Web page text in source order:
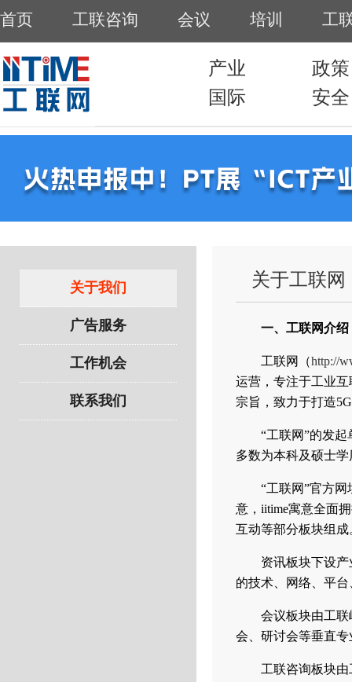
首页 工联咨询 会议 培训 工
产业
政策
国际
安全
关于我们
广告服务
工作机会
联系我们
关于工联网
一、工联网介绍
工联网（http://
运营，专注于工业
宗旨，致力于打造
“工联网”的发
多数为本科及硕士
“工联网”官方网
意，iitime寓意全面
互动等部分板块组成
资讯板块下设
的技术、网络、平
会议板块由工
会、研讨会等垂直
工联咨询板块